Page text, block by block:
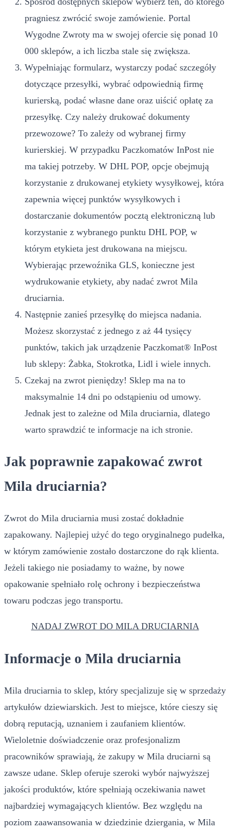
pragniesz zwrócić swoje zamówienie. Portal
Wygodne Zwroty ma w swojej ofercie się ponad 10
000 sklepów, a ich liczba stale się zwiększa.
Wypełniając formularz, wystarczy podać szczegóły
dotyczące przesyłki, wybrać odpowiednią firmę
kurierską, podać własne dane oraz uiścić opłatę za
przesyłkę. Czy należy drukować dokumenty
przewozowe? To zależy od wybranej firmy
kurierskiej. W przypadku Paczkomatów InPost nie
ma takiej potrzeby. W DHL POP, opcje obejmują
korzystanie z drukowanej etykiety wysyłkowej, która
zapewnia więcej punktów wysyłkowych i
dostarczanie dokumentów pocztą elektroniczną lub
korzystanie z wybranego punktu DHL POP, w
którym etykieta jest drukowana na miejscu.
Wybierając przewoźnika GLS, konieczne jest
wydrukowanie etykiety, aby nadać zwrot Mila
druciarnia.
Następnie zanieś przesyłkę do miejsca nadania.
Możesz skorzystać z jednego z aż 44 tysięcy
punktów, takich jak urządzenie Paczkomat® InPost
lub sklepy: Żabka, Stokrotka, Lidl i wiele innych.
Czekaj na zwrot pieniędzy! Sklep ma na to
maksymalnie 14 dni po odstąpieniu od umowy.
Jednak jest to zależne od Mila druciarnia, dlatego
warto sprawdzić te informacje na ich stronie.
Jak poprawnie zapakować zwrot
Mila druciarnia?
Zwrot do Mila druciarnia musi zostać dokładnie
zapakowany. Najlepiej użyć do tego oryginalnego pudełka,
w którym zamówienie zostało dostarczone do rąk klienta.
Jeżeli takiego nie posiadamy to ważne, by nowe
opakowanie spełniało rolę ochrony i bezpieczeństwa
towaru podczas jego transportu.
NADAJ ZWROT DO MILA DRUCIARNIA
Informacje o Mila druciarnia
Mila druciarnia to sklep, który specjalizuje się w sprzedaży
artykułów dziewiarskich. Jest to miejsce, które cieszy się
dobrą reputacją, uznaniem i zaufaniem klientów.
Wieloletnie doświadczenie oraz profesjonalizm
pracowników sprawiają, że zakupy w Mila druciarni są
zawsze udane. Sklep oferuje szeroki wybór najwyższej
jakości produktów, które spełniają oczekiwania nawet
najbardziej wymagających klientów. Bez względu na
poziom zaawansowania w dziedzinie dziergania, w Mila